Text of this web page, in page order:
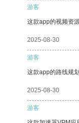
游客
这款app的视频资
2025-08-30
游客
这款app的路线规
2025-08-30
游客